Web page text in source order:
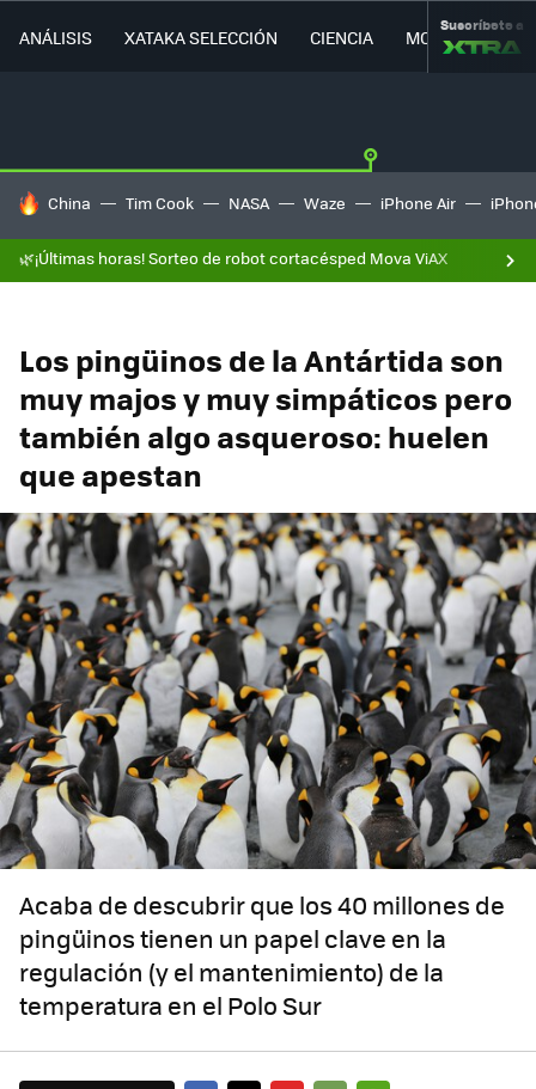
ANÁLISIS XATAKA SELECCIÓN CIENCIA MOVILIDAD
Suscríbete a
HOY SE HABLA DE
China Tim Cook NASA Waze iPhone Air
🌿¡Últimas horas! Sorteo de robot cortacésped Mova ViAX
Los pingüinos de la Antártida son
muy majos y muy simpáticos pero
también algo asqueroso: huelen
que apestan
Acaba de descubrir que los 40 millones de
pingüinos tienen un papel clave en la
regulación (y el mantenimiento) de la
temperatura en el Polo Sur